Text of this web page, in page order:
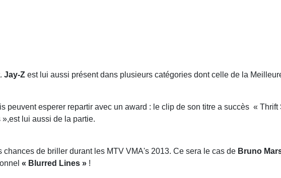
Jay-Z est lui aussi présent dans plusieurs catégories dont celle de la
peuvent esperer repartir avec un award : le clip de son titre a succès «
lui aussi de la partie.
chances de briller durant les MTV VMA's 2013. Ce sera le cas de Bruno
« Blurred Lines » !